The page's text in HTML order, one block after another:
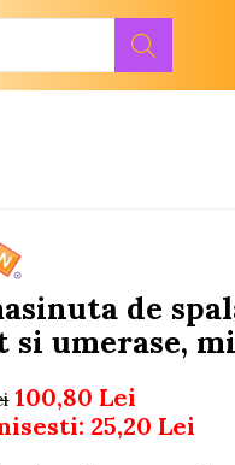
de
si umerase,
100,80 Lei
25,20 Lei